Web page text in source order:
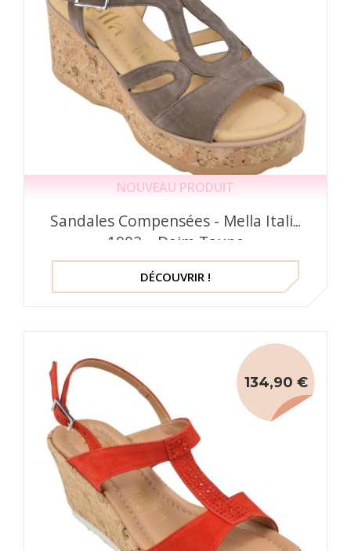
NOUVEAU PRODUIT
Sandales Compensées - Mella Italie
1902 – Daim Taupe
DÉCOUVRIR !
134,90 €